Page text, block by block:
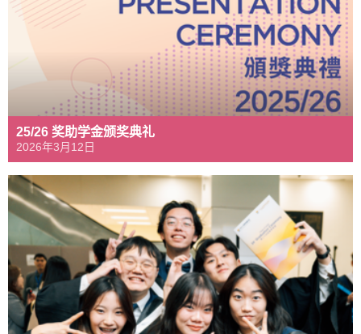
25/26 奖助学金颁奖典礼
2026年3月12日